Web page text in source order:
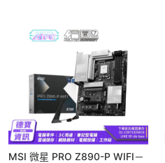
MSI 微星 PRO Z890-P WIFI－